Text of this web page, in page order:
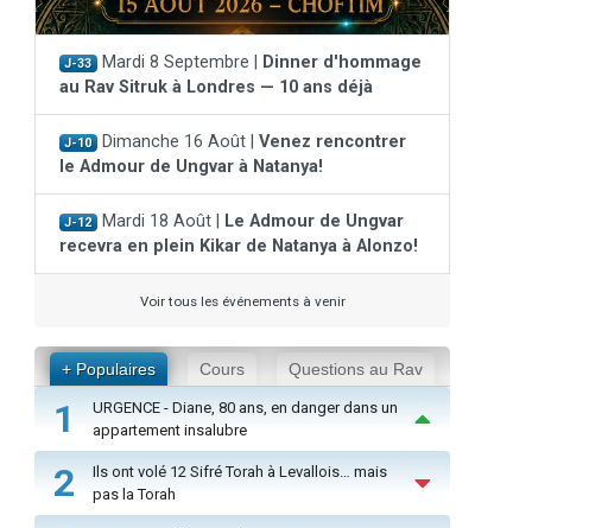
J-33 Mardi 8 Septembre |
Dinner d'hommage
au Rav Sitruk à Londres — 10 ans déjà
J-10 Dimanche 16 Août | Venez rencontrer
le Admour de Ungvar à Natanya!
J-12 Mardi 18 Août |
Le Admour de Ungvar
recevra en plein Kikar de Natanya à Alonzo!
Voir tous les événements à venir
+ Populaires Cours Questions au Rav
1
URGENCE - Diane, 80 ans, en danger dans un
appartement insalubre
2
Ils ont volé 12 Sifré Torah à Levallois… mais
pas la Torah